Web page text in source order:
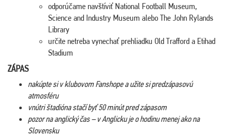
odporúčame navštíviť National Football Museum,
Science and Industry Museum alebo The John Rylands
Library
určite netreba vynechať prehliadku Old Trafford a Etihad
Stadium
ZÁPAS
nakúpte si v klubovom Fanshope a užite si predzápasovú
atmosféru
vnútri štadióna stačí byť 50 minút pred zápasom
pozor na anglický čas – v Anglicku je o hodinu menej ako na
Slovensku